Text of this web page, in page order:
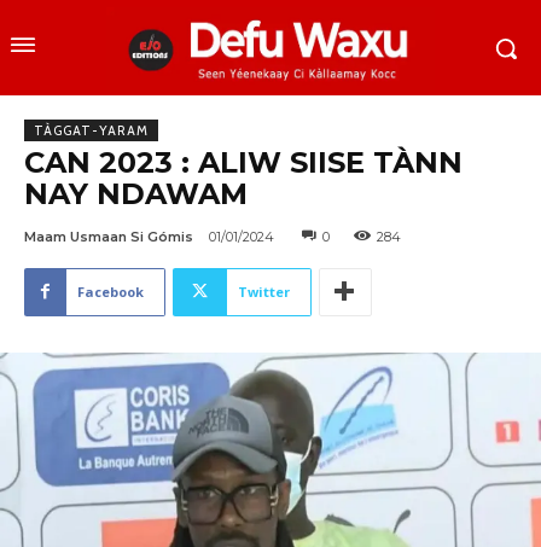
TÀGGAT-YARAM
CAN 2023 : ALIW SIISE TÀNN
NAY NDAWAM
Maam Usmaan Si Gómis 01/01/2024 0 284
Facebook Twitter